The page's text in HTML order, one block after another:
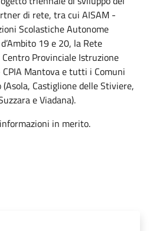
di rete, tra cui AISAM -
Scolastiche Autonome
19 e 20, la Rete
Centro Provinciale Istruzione
Mantova e tutti i Comuni
Castiglione delle Stiviere,
e Viadana).
in merito.